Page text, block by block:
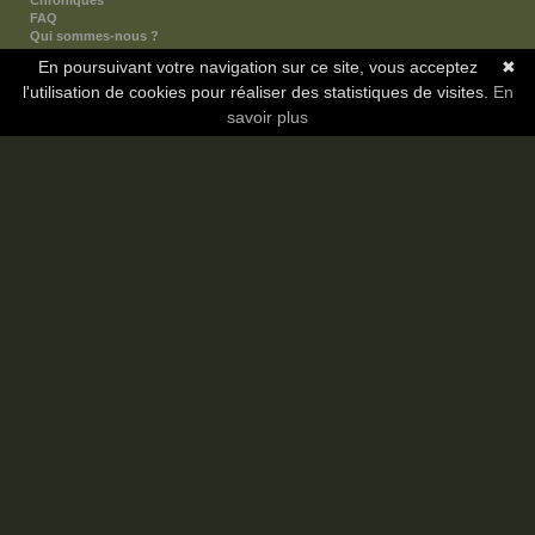
FAQ
Qui sommes-nous ?
Nos partenaires
Faites-nous connaitre
Nous contacter
✖
En poursuivant votre navigation sur ce site, vous acceptez
l'utilisation de cookies pour réaliser des statistiques de visites. En
savoir plus